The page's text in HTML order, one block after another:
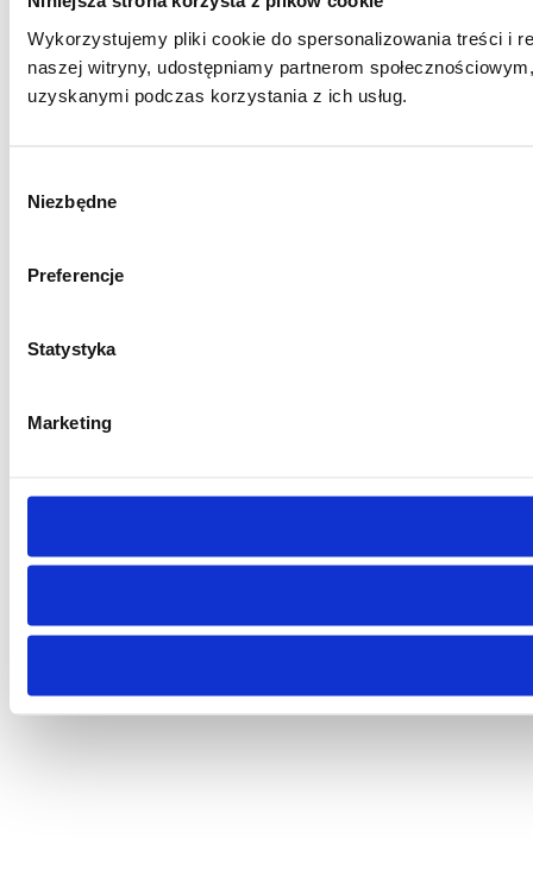
Wykorzystujemy pliki cookie do spersonalizowania treści i
naszej witryny, udostępniamy partnerom
uzyskanymi podczas korzystania z ich usług.
zgody
Niezbędne
Preferencje
Statystyka
Marketing